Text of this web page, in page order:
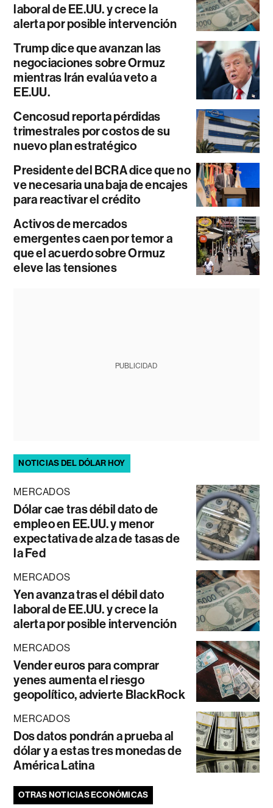
laboral de EE.UU. y crece la
alerta por posible intervención
Trump dice que avanzan las
negociaciones sobre Ormuz
mientras Irán evalúa veto a
EE.UU.
Cencosud reporta pérdidas
trimestrales por costos de su
nuevo plan estratégico
Presidente del BCRA dice que no
ve necesaria una baja de encajes
para reactivar el crédito
Activos de mercados
emergentes caen por temor a
que el acuerdo sobre Ormuz
eleve las tensiones
PUBLICIDAD
NOTICIAS DEL DÓLAR HOY
MERCADOS
Dólar cae tras débil dato de
empleo en EE.UU. y menor
expectativa de alza de tasas de
la Fed
MERCADOS
Yen avanza tras el débil dato
laboral de EE.UU. y crece la
alerta por posible intervención
MERCADOS
Vender euros para comprar
yenes aumenta el riesgo
geopolítico, advierte BlackRock
MERCADOS
Dos datos pondrán a prueba al
dólar y a estas tres monedas de
América Latina
OTRAS NOTICIAS ECONÓMICAS